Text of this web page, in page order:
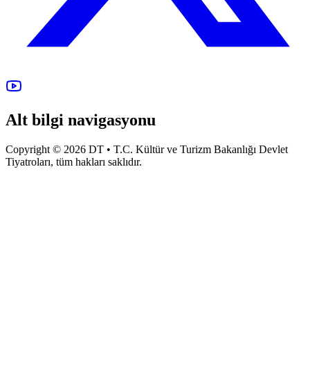
Alt bilgi navigasyonu
Copyright © 2026 DT • T.C. Kültür ve Turizm Bakanlığı Devlet
Tiyatroları, tüm hakları saklıdır.